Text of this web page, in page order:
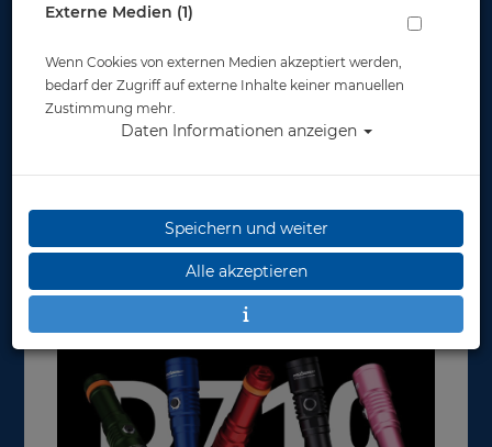
Externe Medien (1)
Wenn Cookies von externen Medien akzeptiert werden,
bedarf der Zugriff auf externe Inhalte keiner manuellen
Zustimmung mehr.
Daten Informationen anzeigen
Speichern und weiter
Alle akzeptieren